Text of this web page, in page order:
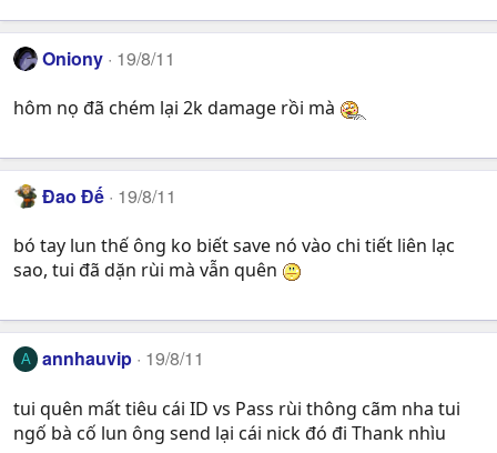
Oniony 19/8/11
hôm nọ đã chém lại 2k damage rồi mà
Đao Đế 19/8/11
bó tay lun thế ông ko biết save nó vào chi tiết liên lạc
sao, tui đã dặn rùi mà vẫn quên
A annhauvip 19/8/11
tui quên mất tiêu cái ID vs Pass rùi thông cãm nha tui
ngố bà cố lun ông send lại cái nick đó đi Thank nhìu